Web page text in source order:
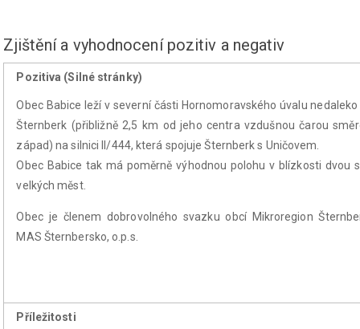
Zjištění a vyhodnocení pozitiv a negativ
Pozitiva (Silné stránky)
Obec Babice leží v severní části Hornomoravského úvalu
Šternberk (přibližně 2,5 km od jeho centra vzdušnou čarou
západ) na silnici II/444, která spojuje Šternberk s Uničovem.
Obec Babice tak má poměrně výhodnou polohu v blízkosti dvou
velkých měst.
Obec je členem dobrovolného svazku obcí Mikroregion
MAS Šternbersko, o.p.s.
Příležitosti